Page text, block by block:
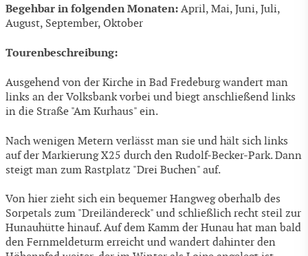
Begehbar in folgenden Monaten: April, Mai, Juni, Juli,
August, September, Oktober
Tourenbeschreibung:
Ausgehend von der Kirche in Bad Fredeburg wandert man
links an der Volksbank vorbei und biegt anschließend links
in die Straße "Am Kurhaus" ein.
Nach wenigen Metern verlässt man sie und hält sich links
auf der Markierung X25 durch den Rudolf-Becker-Park. Dann
steigt man zum Rastplatz "Drei Buchen" auf.
Von hier zieht sich ein bequemer Hangweg oberhalb des
Sorpetals zum "Dreiländereck" und schließlich recht steil zur
Hunauhütte hinauf. Auf dem Kamm der Hunau hat man bald
den Fernmeldeturm erreicht und wandert dahinter den